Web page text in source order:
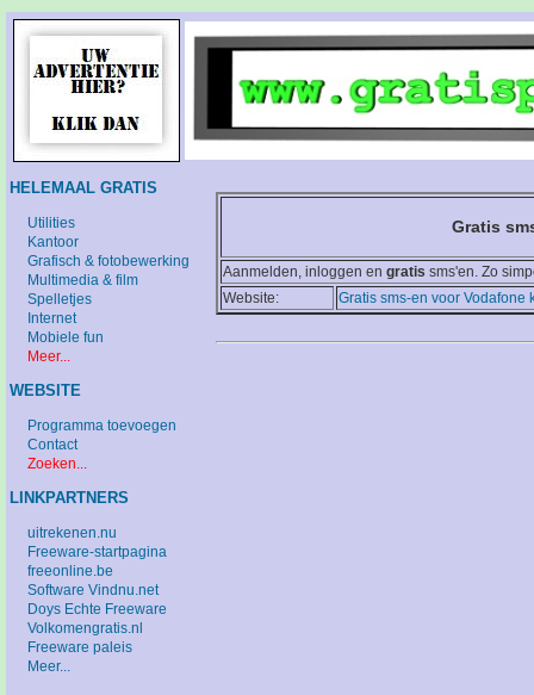
Gratis
Aanmelden, inloggen en gratis sms'en. Zo
Website:
Gratis sms-en voor Vodafone
HELEMAAL GRATIS
Utilities
Kantoor
Grafisch & fotobewerking
Multimedia & film
Spelletjes
Internet
Mobiele fun
Meer...
WEBSITE
Programma toevoegen
Contact
Zoeken...
LINKPARTNERS
uitrekenen.nu
Freeware-startpagina
freeonline.be
Software Vindnu.net
Doys Echte Freeware
Volkomengratis.nl
Freeware paleis
Meer...